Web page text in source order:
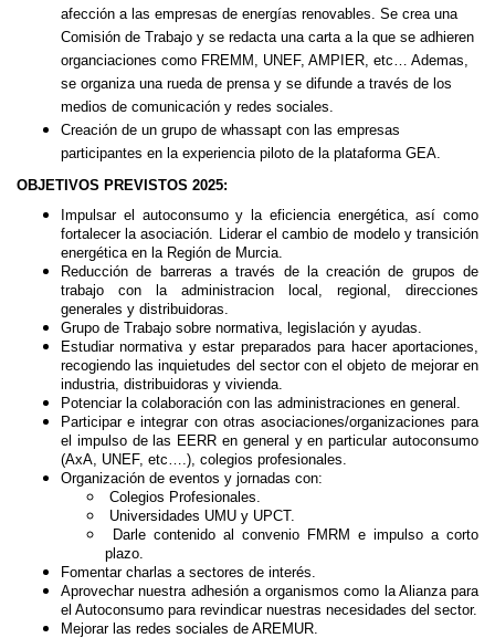
afección a las empresas de energías renovables. Se crea una
Comisión de Trabajo y se redacta una carta a la que se adhieren
organciaciones como FREMM, UNEF, AMPIER, etc… Ademas,
se organiza una rueda de prensa y se difunde a través de los
medios de comunicación y redes sociales.
Creación de un grupo de whassapt con las empresas
participantes en la experiencia piloto de la plataforma GEA.
OBJETIVOS PREVISTOS 2025:
Impulsar el autoconsumo y la eficiencia energética, así como
fortalecer la asociación. Liderar el cambio de modelo y transición
energética en la Región de Murcia.
Reducción de barreras a través de la creación de grupos de
trabajo con la administracion local, regional, direcciones
generales y distribuidoras.
Grupo de Trabajo sobre normativa, legislación y ayudas.
Estudiar normativa y estar preparados para hacer aportaciones,
recogiendo las inquietudes del sector con el objeto de mejorar en
industria, distribuidoras y vivienda.
Potenciar la colaboración con las administraciones en general.
Participar e integrar con otras asociaciones/organizaciones para
el impulso de las EERR en general y en particular autoconsumo
(AxA, UNEF, etc….), colegios profesionales.
Organización de eventos y jornadas con:
Colegios Profesionales.
Universidades UMU y UPCT.
Darle contenido al convenio FMRM e impulso a corto
plazo.
Fomentar charlas a sectores de interés.
Aprovechar nuestra adhesión a organismos como la Alianza para
el Autoconsumo para revindicar nuestras necesidades del sector.
Mejorar las redes sociales de AREMUR.